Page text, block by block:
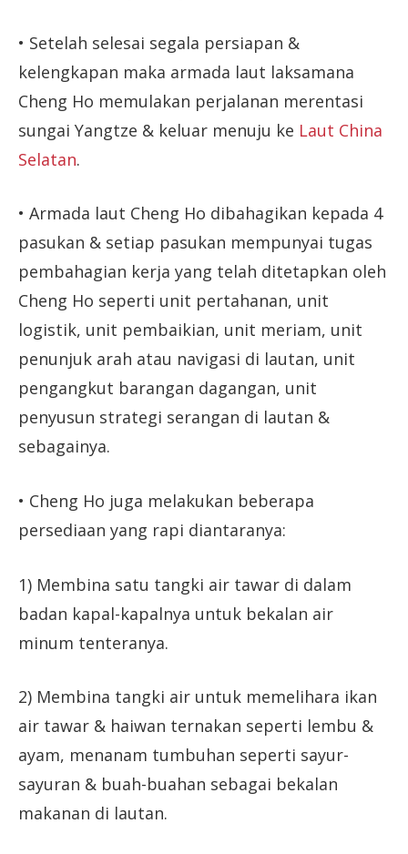
• Setelah selesai segala persiapan &
kelengkapan maka armada laut laksamana
Cheng Ho memulakan perjalanan merentasi
sungai Yangtze & keluar menuju ke Laut China
Selatan.
• Armada laut Cheng Ho dibahagikan kepada 4
pasukan & setiap pasukan mempunyai tugas
pembahagian kerja yang telah ditetapkan oleh
Cheng Ho seperti unit pertahanan, unit
logistik, unit pembaikian, unit meriam, unit
penunjuk arah atau navigasi di lautan, unit
pengangkut barangan dagangan, unit
penyusun strategi serangan di lautan &
sebagainya.
• Cheng Ho juga melakukan beberapa
persediaan yang rapi diantaranya:
1) Membina satu tangki air tawar di dalam
badan kapal-kapalnya untuk bekalan air
minum tenteranya.
2) Membina tangki air untuk memelihara ikan
air tawar & haiwan ternakan seperti lembu &
ayam, menanam tumbuhan seperti sayur-
sayuran & buah-buahan sebagai bekalan
makanan di lautan.